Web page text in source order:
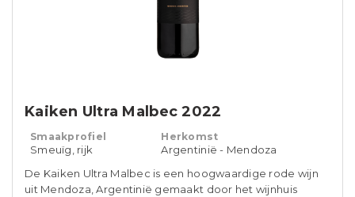
Kaiken Ultra Malbec 2022
Smaakprofiel
Smeuïg, rijk
Herkomst
Argentinië - Mendoza
De Kaiken Ultra Malbec is een hoogwaardige rode wijn
uit Mendoza, Argentinië gemaakt door het wijnhuis